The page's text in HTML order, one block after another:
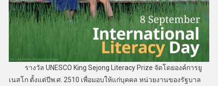
รางวัล UNESCO King Sejong Literacy Prize จัดโดยองค์การยู
เนสโก ตั้งแต่ปีพ.ศ. 2510 เพื่อมอบให้แก่บุคคล หน่วยงานของรัฐบาล